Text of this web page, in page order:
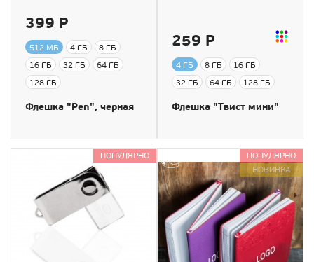
399 Р
512 МБ 4 ГБ
8 ГБ
16 ГБ
32 ГБ
64 ГБ
128 ГБ
Флешка "Pen", черная
259 Р
4 ГБ 8 ГБ
16 ГБ
32 ГБ
64 ГБ 128 ГБ
Флешка "Твист мини"
ПОПУЛЯРНО
ПОПУЛЯРНО
НОВИНКА